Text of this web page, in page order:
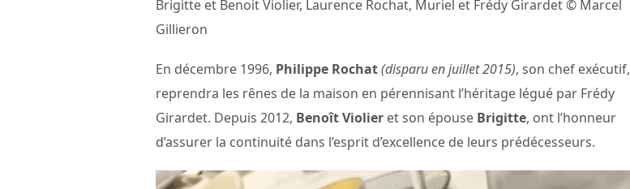
Brigitte et Benoit Violier, Laurence Rochat, Muriel et Frédy Girardet © Marcel
Gillieron
En décembre 1996, Philippe Rochat(disparu en juillet 2015), son chef exécutif,
reprendra les rênes de la maison en pérennisant l’héritage légué par Frédy
Girardet. Depuis 2012, Benoît Violier et son épouse Brigitte, ont l’honneur
d’assurer la continuité dans l’esprit d’excellence de leurs prédécesseurs.